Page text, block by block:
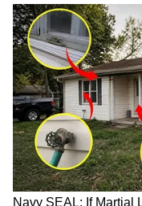
DOWNLOAD
RECOMMENDED